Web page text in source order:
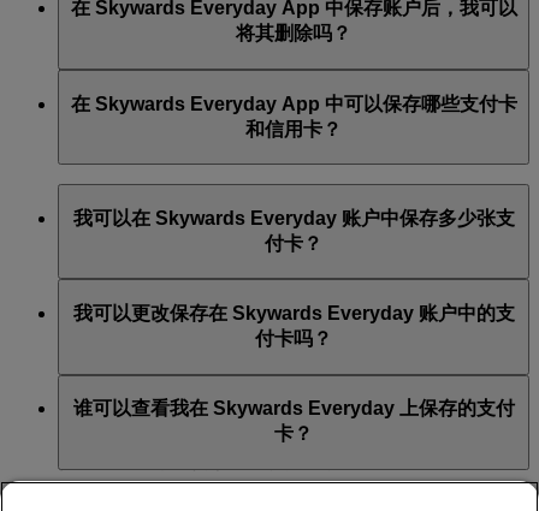
通知。
选择“保存一张卡”，接着输入 16 位卡号，点击接受
Skywards Everyday 的条款与细则，然后选择“保存”。你
在 Skywards Everyday App 中保存账户后，我可以
将其删除吗？
在 12 个月内只能更改一次关联的账户。
在 Skywards Everyday App 中可以保存哪些支付卡
和信用卡？
或 Mastercard 信用卡和借记卡（包括向 Apple Pay、
Samsung Pay、Android Pay 和其他支付钱包注册过的
符合条件的 Visa 支付卡包括在 Visa 支持卡片保存的市场
中面向全球发行的带有 Visa 标识的一切支付卡。
片绑定的市场中发行的带有 Mastercard 标识的卡片，这
些市场包括阿根廷、澳大利亚、巴西、加拿大、丹麦、
我可以在 Skywards Everyday 账户中保存多少张支
付卡？
我可以更改保存在 Skywards Everyday 账户中的支
付卡吗？
月内最多可以更改 5 次。
谁可以查看我在 Skywards Everyday 上保存的支付
卡？